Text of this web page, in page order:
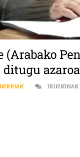
BERRIAK IRUZKINAK